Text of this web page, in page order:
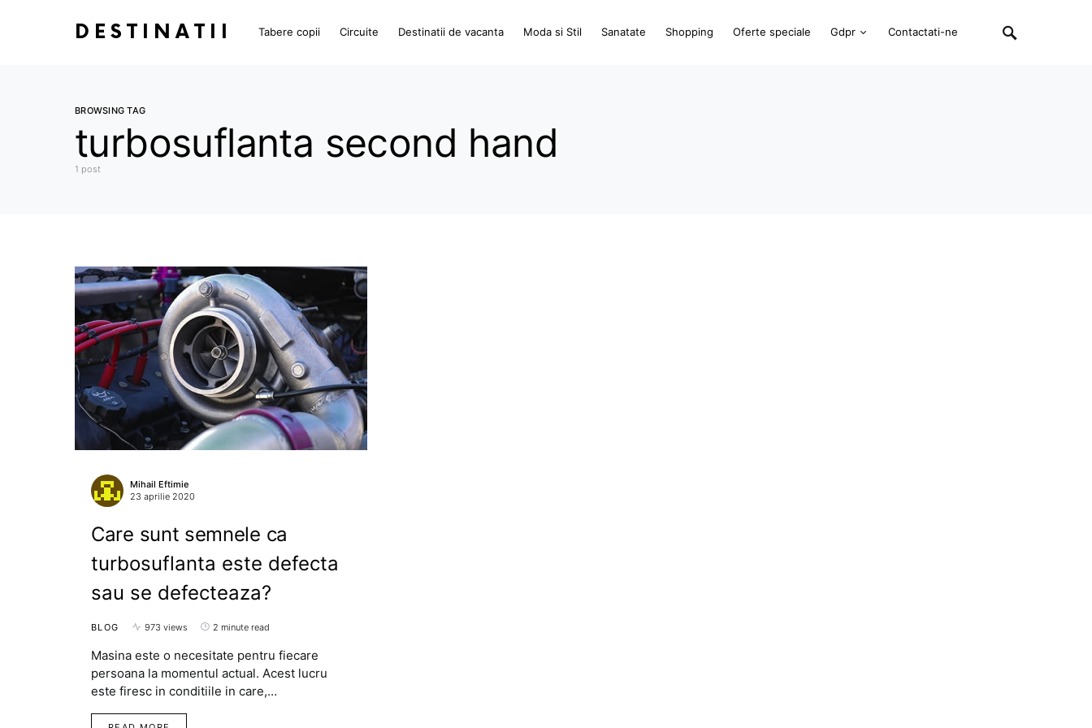
DESTINATII Tabere copii Circuite Destinatii de vacanta Moda si Stil Sanatate Shopping Oferte speciale Gdpr Contactati-ne
BROWSING TAG
turbosuflanta second hand
1 post
Mihail Eftimie
23 aprilie 2020
Care sunt semnele ca
turbosuflanta este defecta
sau se defecteaza?
BLOG 973 views 2 minute read
Masina este o necesitate pentru fiecare
persoana la momentul actual. Acest lucru
este firesc in conditiile in care,…